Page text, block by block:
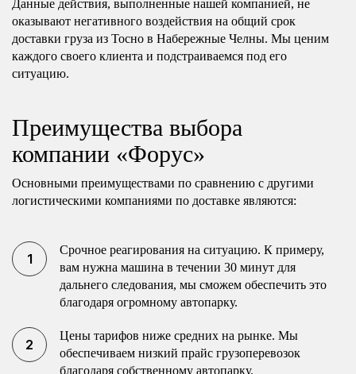
Данные действия, выполненные нашей компанией, не
оказывают негативного воздействия на общий срок
доставки груза из Тосно в Набережные Челны. Мы ценим
каждого своего клиента и подстраиваемся под его
ситуацию.
Преимущества выбора
компании «Форус»
Основными преимуществами по сравнению с другими
логистическими компаниями по доставке являются:
Срочное реагирования на ситуацию. К примеру,
вам нужна машина в течении 30 минут для
дальнего следования, мы сможем обеспечить это
благодаря огромному автопарку.
Цены тарифов ниже средних на рынке. Мы
обеспечиваем низкий прайс грузоперевозок
благодаря собственному автопарку.